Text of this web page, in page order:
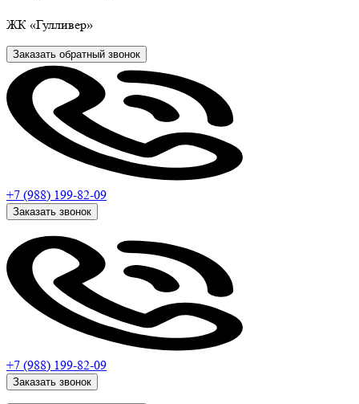
ЖК «Гулливер»
Заказать обратный звонок
+7 (988) 199-82-09
Заказать звонок
+7 (988) 199-82-09
Заказать звонок